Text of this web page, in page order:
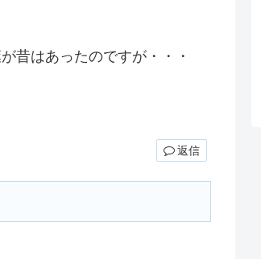
昔はあったのですが・・・
返信